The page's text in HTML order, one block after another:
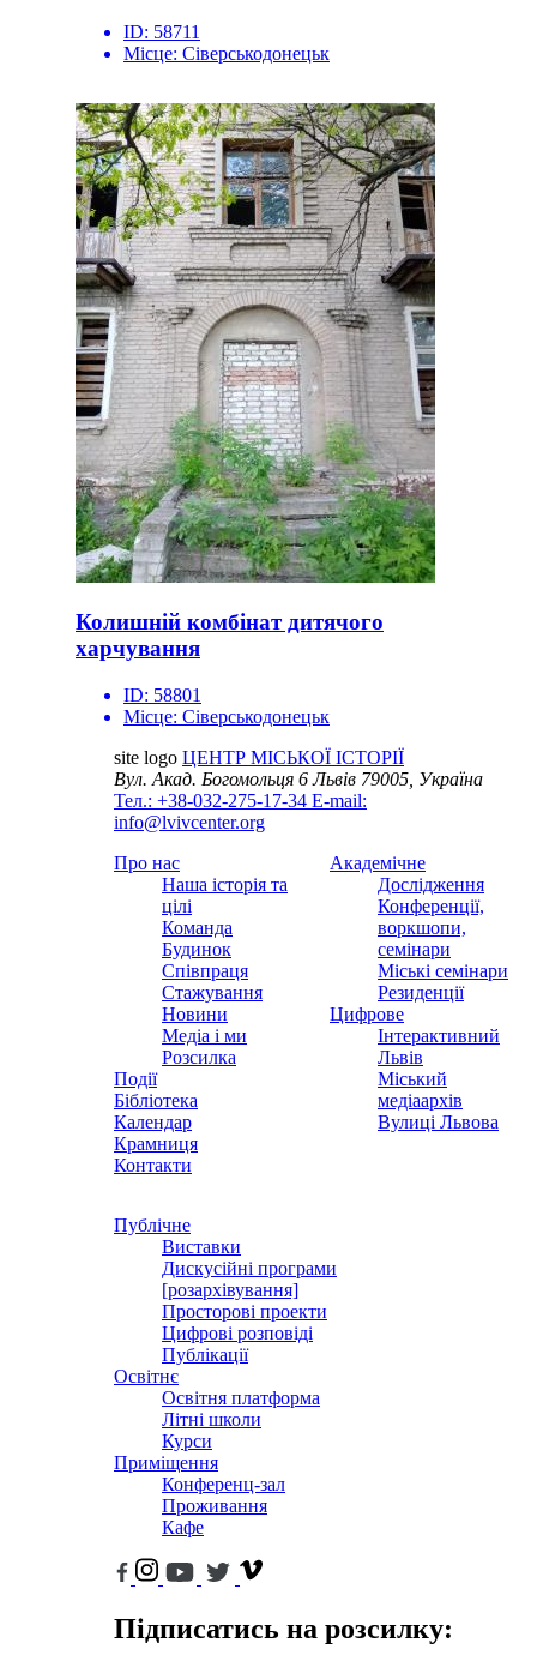
ID: 58711
Місце: Сіверськодонецьк
Колишній комбінат дитячого
харчування
ID: 58801
Місце: Сіверськодонецьк
site logo ЦЕНТР МІСЬКОЇ ІСТОРІЇ
Вул. Акад. Богомольця 6Львів 79005, Україна
Тел.: +38-032-275-17-34 E-mail:
info@lvivcenter.org
Про нас
Наша історія та
цілі
Команда
Будинок
Співпраця
Стажування
Новини
Медіа і ми
Розсилка
Події
Бібліотека
Календар
Крамниця
Контакти
Академічне
Дослідження
Конференції,
воркшопи,
семінари
Міські семінари
Резиденції
Цифрове
Інтерактивний
Львів
Міський
медіаархів
Вулиці Львова
Публічне
Виставки
Дискусійні програми
[розархівування]
Просторові проекти
Цифрові розповіді
Публікації
Освітнє
Освітня платформа
Літні школи
Курси
Приміщення
Конференц-зал
Проживання
Кафе
Підписатись на розсилку: